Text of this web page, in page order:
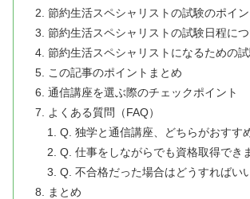
節約生活スペシャリストの試験のポイン
節約生活スペシャリストの試験日程に
節約生活スペシャリストになるための
この記事のポイントまとめ
通信講座を選ぶ際のチェックポイント
よくある質問（FAQ）
Q. 独学と通信講座、どちらがおすす
Q. 仕事をしながらでも資格取得でき
Q. 不合格だった場合はどうすればい
まとめ